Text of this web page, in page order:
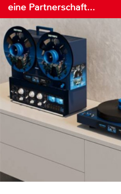
eine Partnerschaft…